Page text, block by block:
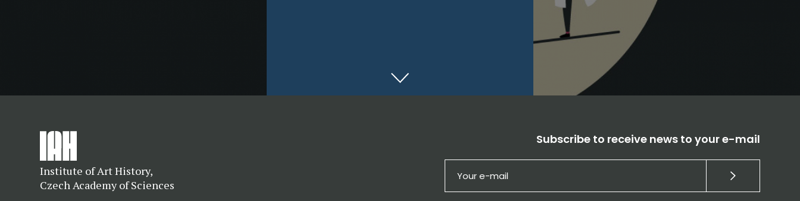
Institute of Art History,
Czech Academy of Sciences
Subscribe to receive news to your e-mail